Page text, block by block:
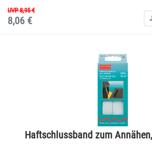
UVP 8,95 €
8,06 €
Haftschlussband zum